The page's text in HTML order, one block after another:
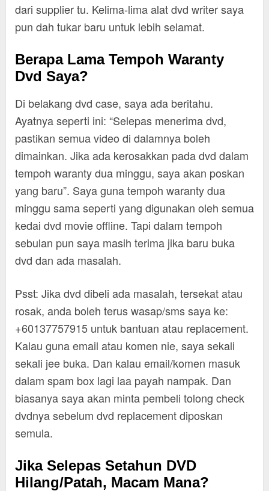
dari supplier tu. Kelima-lima alat dvd writer saya
pun dah tukar baru untuk lebih selamat.
Berapa Lama Tempoh Waranty
Dvd Saya?
Di belakang dvd case, saya ada beritahu.
Ayatnya seperti ini: “Selepas menerima dvd,
pastikan semua video di dalamnya boleh
dimainkan. Jika ada kerosakkan pada dvd dalam
tempoh waranty dua minggu, saya akan poskan
yang baru”. Saya guna tempoh waranty dua
minggu sama seperti yang digunakan oleh semua
kedai dvd movie offline. Tapi dalam tempoh
sebulan pun saya masih terima jika baru buka
dvd dan ada masalah.
Psst: Jika dvd dibeli ada masalah, tersekat atau
rosak, anda boleh terus wasap/sms saya ke:
+60137757915 untuk bantuan atau replacement.
Kalau guna email atau komen nie, saya sekali
sekali jee buka. Dan kalau email/komen masuk
dalam spam box lagi laa payah nampak. Dan
biasanya saya akan minta pembeli tolong check
dvdnya sebelum dvd replacement diposkan
semula.
Jika Selepas Setahun DVD
Hilang/Patah, Macam Mana?